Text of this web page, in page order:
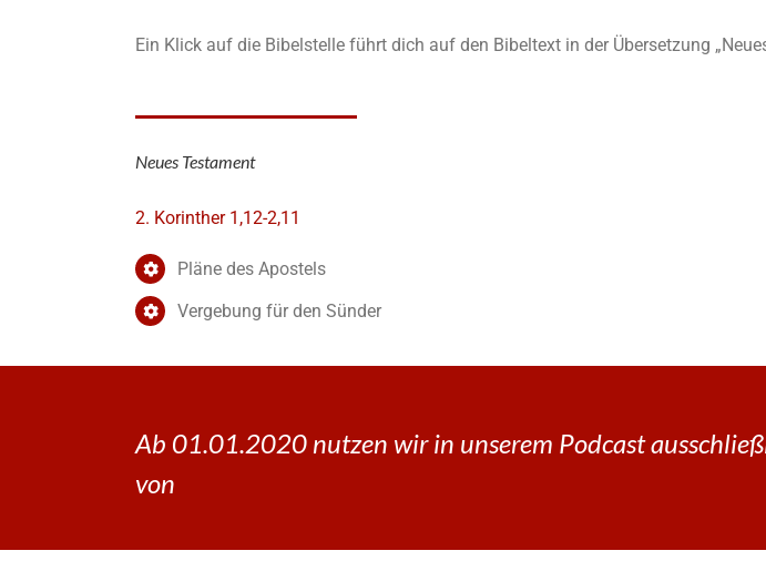
Ein Klick auf die Bibelstelle führt dich auf den Bibeltext in der Übersetzung
Neues Testament
2. Korinther 1,12-2,11
Pläne des Apostels
Vergebung für den Sünder
Ab 01.01.2020 nutzen wir in unserem Podcast
von